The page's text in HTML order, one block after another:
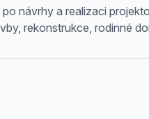
návrhy a realizaci
rekonstrukce, rodinné